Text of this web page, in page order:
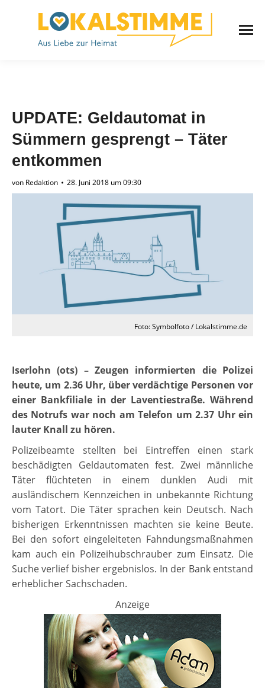
UPDATE: Geldautomat in
Sümmern gesprengt – Täter
entkommen
von Redaktion 28. Juni 2018 um 09:30
Foto: Symbolfoto / Lokalstimme.de
Iserlohn (ots) – Zeugen informierten die Polizei
heute, um 2.36 Uhr, über verdächtige Personen vor
einer Bankfiliale in der Laventiestraße. Während
des Notrufs war noch am Telefon um 2.37 Uhr ein
lauter Knall zu hören.
Polizeibeamte stellten bei Eintreffen einen stark
beschädigten Geldautomaten fest. Zwei männliche
Täter flüchteten in einem dunklen Audi mit
ausländischem Kennzeichen in unbekannte Richtung
vom Tatort. Die Täter sprachen kein Deutsch. Nach
bisherigen Erkenntnissen machten sie keine Beute.
Bei den sofort eingeleiteten Fahndungsmaßnahmen
kam auch ein Polizeihubschrauber zum Einsatz. Die
Suche verlief bisher ergebnislos. In der Bank entstand
erheblicher Sachschaden.
Anzeige